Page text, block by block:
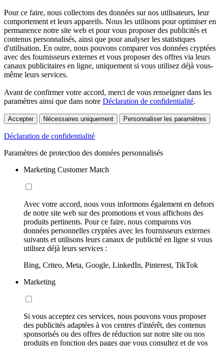
Pour ce faire, nous collectons des données sur nos utilisateurs, leur
comportement et leurs appareils. Nous les utilisons pour optimiser en
permanence notre site web et pour vous proposer des publicités et
contenus personnalisés, ainsi que pour analyser les statistiques
d'utilisation. En outre, nous pouvons comparer vos données cryptées
avec des fournisseurs externes et vous proposer des offres via leurs
canaux publicitaires en ligne, uniquement si vous utilisez déjà vous-
même leurs services.
Avant de confirmer votre accord, merci de vous renseigner dans les
paramètres ainsi que dans notre Déclaration de confidentialité.
Accepter Nécessaires uniquement Personnaliser les paramètres
Déclaration de confidentialité
Paramètres de protection des données personnalisés
Marketing Customer Match
Avec votre accord, nous vous informons également en dehors
de notre site web sur des promotions et vous affichons des
produits pertinents. Pour ce faire, nous comparons vos
données personnelles cryptées avec les fournisseurs externes
suivants et utilisons leurs canaux de publicité en ligne si vous
utilisez déjà leurs services :
Bing, Criteo, Meta, Google, LinkedIn, Pinterest, TikTok
Marketing
Si vous acceptez ces services, nous pouvons vous proposer
des publicités adaptées à vos centres d'intérêt, des contenus
sponsorisés ou des offres de réduction sur notre site ou nos
produits en fonction des pages que vous consultez et de vos